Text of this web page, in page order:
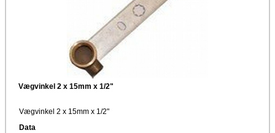
Vægvinkel 2 x 15mm x 1/2"
Vægvinkel 2 x 15mm x 1/2"
Data